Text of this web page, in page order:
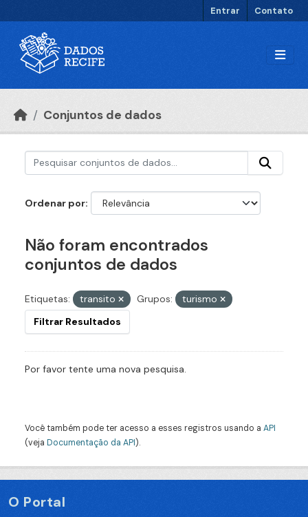
Entrar Contato
Conjuntos de dados
Ordenar por
Não foram encontrados
conjuntos de dados
Etiquetas: transito Grupos:
turismo
Filtrar Resultados
Por favor tente uma nova pesquisa.
Você também pode ter acesso a esses registros usando a API
(veja Documentação da API).
O Portal